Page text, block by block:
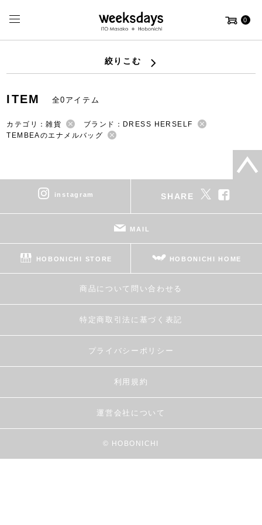
0
絞りこむ
ITEM 全0アイテム
カテゴリ：雑貨
ブランド：DRESS HERSELF
TEMBEAのエナメルバッグ
instagram SHARE
MAIL
HOBONICHI STORE HOBONICHI HOME
商品について問い合わせる
特定商取引法に基づく表記
プライバシーポリシー
利用規約
運営会社について
© HOBONICHI